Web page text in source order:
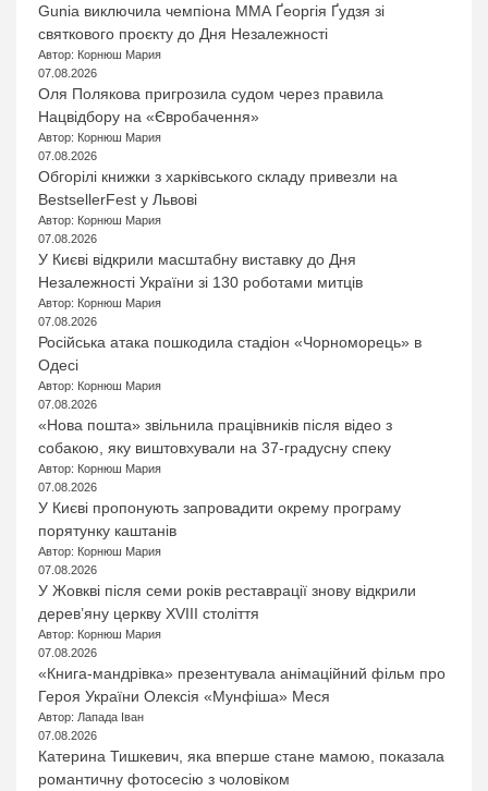
Gunia виключила чемпіона ММА Ґеоргія Ґудзя зі
святкового проєкту до Дня Незалежності
Автор: Корнюш Мария
07.08.2026
Оля Полякова пригрозила судом через правила
Нацвідбору на «Євробачення»
Автор: Корнюш Мария
07.08.2026
Обгорілі книжки з харківського складу привезли на
BestsellerFest у Львові
Автор: Корнюш Мария
07.08.2026
У Києві відкрили масштабну виставку до Дня
Незалежності України зі 130 роботами митців
Автор: Корнюш Мария
07.08.2026
Російська атака пошкодила стадіон «Чорноморець» в
Одесі
Автор: Корнюш Мария
07.08.2026
«Нова пошта» звільнила працівників після відео з
собакою, яку виштовхували на 37-градусну спеку
Автор: Корнюш Мария
07.08.2026
У Києві пропонують запровадити окрему програму
порятунку каштанів
Автор: Корнюш Мария
07.08.2026
У Жовкві після семи років реставрації знову відкрили
дерев’яну церкву XVIII століття
Автор: Корнюш Мария
07.08.2026
«Книга-мандрівка» презентувала анімаційний фільм про
Героя України Олексія «Мунфіша» Меся
Автор: Лапада Іван
07.08.2026
Катерина Тишкевич, яка вперше стане мамою, показала
романтичну фотосесію з чоловіком